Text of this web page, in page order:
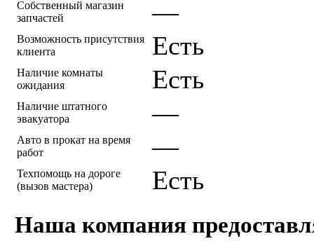
Собственный магазин
запчастей
—
Возможность присутствия
клиента
Есть
Наличие комнаты
ожидания
Есть
Наличие штатного
эвакуатора
—
Авто в прокат на время
работ
—
Техпомощь на дороге
(вызов мастера)
Есть
Наша компания